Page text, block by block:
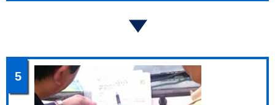
5